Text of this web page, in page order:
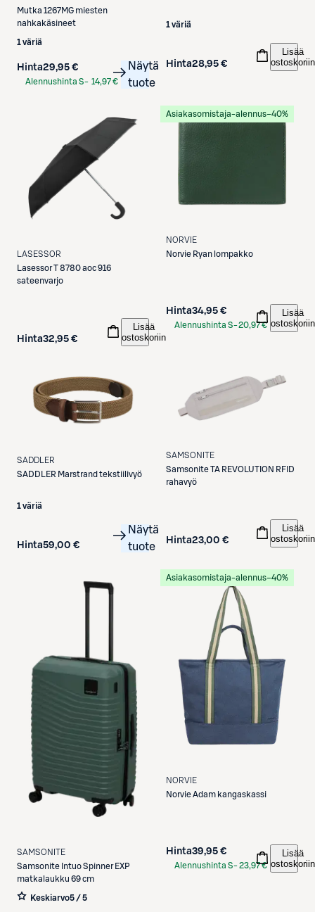
Mutka 1267MG miesten
nahkakäsineet
1 väriä
Hinta29,95 €
Alennushinta S- 14,97 €
Näytä
tuote
1 väriä
Hinta28,95 €
Lisää
ostoskoriin
LASESSOR
LasessorT 8780 aoc 916
sateenvarjo
Hinta32,95 €
Lisää
ostoskoriin
Asiakasomistaja-alennus−40%
NORVIE
Norvie Ryan lompakko
Hinta34,95 €
Alennushinta S-20,97 €
Lisää
ostoskoriin
SADDLER
SADDLER Marstrand tekstiilivyö
1 väriä
Hinta59,00 €
Näytä
tuote
SAMSONITE
Samsonite TA REVOLUTION RFID
rahavyö
Hinta23,00 €
Lisää
ostoskoriin
SAMSONITE
Samsonite Intuo Spinner EXP
matkalaukku 69 cm
Keskiarvo5 / 5
Asiakasomistaja-alennus−40%
NORVIE
NorvieAdam kangaskassi
Hinta39,95 €
Alennushinta S-23,97 €
Lisää
ostoskoriin